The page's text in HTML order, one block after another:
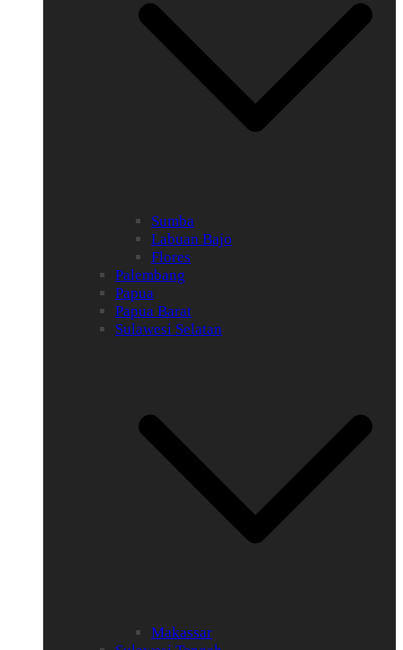
Sumba
Labuan Bajo
Flores
Palembang
Papua
Papua Barat
Sulawesi Selatan
Makassar